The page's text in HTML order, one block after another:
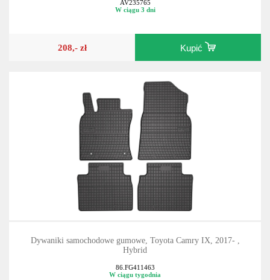
AV235765
W ciągu 3 dni
208,- zł Kupić
Dywaniki samochodowe gumowe, Toyota Camry IX, 2017- ,
Hybrid
86.FG411463
W ciągu tygodnia